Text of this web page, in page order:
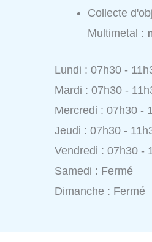
Collecte
Multimetal :
Lundi : 07h30 -
Mardi : 07h30 -
Mercredi : 07h30 -
Jeudi : 07h30 -
Vendredi : 07h30 -
Samedi : Fermé
Dimanche : Fermé